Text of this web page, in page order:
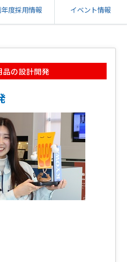
年度採用情報 イベント情報
品の設計開発